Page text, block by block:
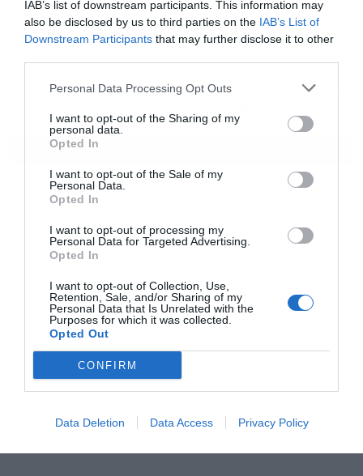
IAB’s list of downstream participants. This information may
also be disclosed by us to third parties on the IAB’s List of
Downstream Participants that may further disclose it to other
Personal Data Processing Opt Outs
I want to opt-out of the Sharing of my
personal data.
Opted In
I want to opt-out of the Sale of my
Personal Data.
Opted In
I want to opt-out of processing my
Personal Data for Targeted Advertising.
Opted In
I want to opt-out of Collection, Use,
Retention, Sale, and/or Sharing of my
Personal Data that Is Unrelated with the
Purposes for which it was collected.
Opted Out
CONFIRM
Data Deletion Data Access Privacy Policy
21:48 Ιράν: Προωθεί νομοσχέδιο για μπλόκο σε ΗΠΑ-
Πετρέλαιο: Άνοδος μετά τους ιρανικούς περιορισμούς